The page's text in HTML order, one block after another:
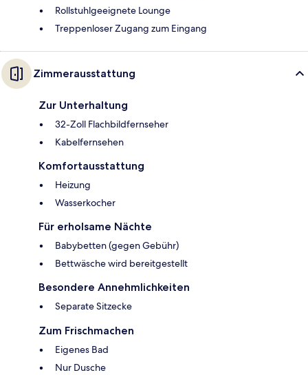
Rollstuhlgeeignete Lounge
Treppenloser Zugang zum Eingang
Zimmerausstattung
Zur Unterhaltung
32-Zoll Flachbildfernseher
Kabelfernsehen
Komfortausstattung
Heizung
Wasserkocher
Für erholsame Nächte
Babybetten (gegen Gebühr)
Bettwäsche wird bereitgestellt
Besondere Annehmlichkeiten
Separate Sitzecke
Zum Frischmachen
Eigenes Bad
Nur Dusche